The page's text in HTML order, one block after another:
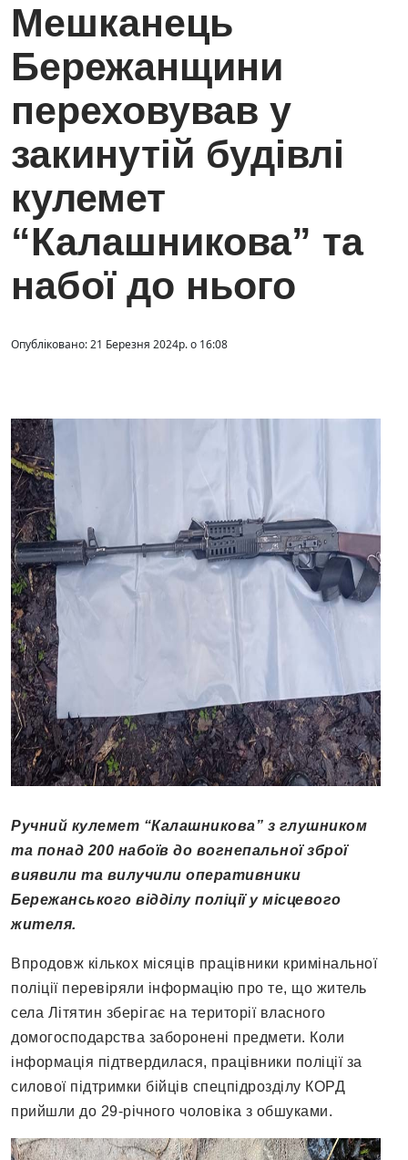
Мешканець
Бережанщини
переховував у
закинутій будівлі
кулемет
“Калашникова” та
набої до нього
Опубліковано: 21 Березня 2024р. о 16:08
Ручний кулемет “Калашникова” з глушником
та понад 200 набоїв до вогнепальної зброї
виявили та вилучили оперативники
Бережанського відділу поліції у місцевого
жителя.
Впродовж кількох місяців працівники кримінальної
поліції перевіряли інформацію про те, що житель
села Літятин зберігає на території власного
домогосподарства заборонені предмети. Коли
інформація підтвердилася, працівники поліції за
силової підтримки бійців спецпідрозділу КОРД
прийшли до 29-річного чоловіка з обшуками.